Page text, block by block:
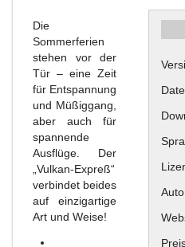
Die
Sommerferien
stehen vor der
Tür – eine Zeit
für Entspannung
und Müßiggang,
aber auch für
spannende
Ausflüge. Der
„Vulkan-Expreß“
verbindet beides
auf einzigartige
Art und Weise!